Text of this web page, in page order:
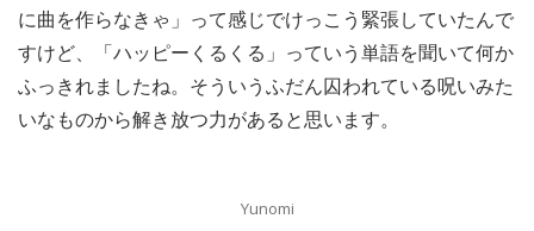
に曲を作らなきゃ」って感じでけっこう緊張していたんで
すけど、「ハッピーくるくる」っていう単語を聞いて何か
ふっきれましたね。そういうふだん囚われている呪いみた
いなものから解き放つ力があると思います。
Yunomi